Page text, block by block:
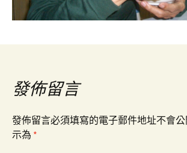
發佈留言
發佈留言必須填寫的電子郵件地址不會公
示為 *